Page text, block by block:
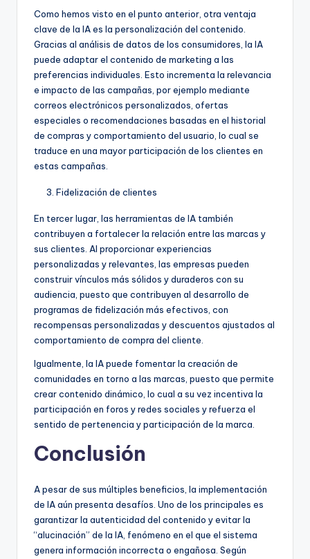
Como hemos visto en el punto anterior, otra ventaja
clave de la IA es la personalización del contenido.
Gracias al análisis de datos de los consumidores, la IA
puede adaptar el contenido de marketing a las
preferencias individuales. Esto incrementa la relevancia
e impacto de las campañas, por ejemplo mediante
correos electrónicos personalizados, ofertas
especiales o recomendaciones basadas en el historial
de compras y comportamiento del usuario, lo cual se
traduce en una mayor participación de los clientes en
estas campañas.
Fidelización de clientes
En tercer lugar, las herramientas de IA también
contribuyen a fortalecer la relación entre las marcas y
sus clientes. Al proporcionar experiencias
personalizadas y relevantes, las empresas pueden
construir vínculos más sólidos y duraderos con su
audiencia, puesto que contribuyen al desarrollo de
programas de fidelización más efectivos, con
recompensas personalizadas y descuentos ajustados al
comportamiento de compra del cliente.
Igualmente, la IA puede fomentar la creación de
comunidades en torno a las marcas, puesto que permite
crear contenido dinámico, lo cual a su vez incentiva la
participación en foros y redes sociales y refuerza el
sentido de pertenencia y participación de la marca.
Conclusión
A pesar de sus múltiples beneficios, la implementación
de IA aún presenta desafíos. Uno de los principales es
garantizar la autenticidad del contenido y evitar la
“alucinación” de la IA, fenómeno en el que el sistema
genera información incorrecta o engañosa. Según